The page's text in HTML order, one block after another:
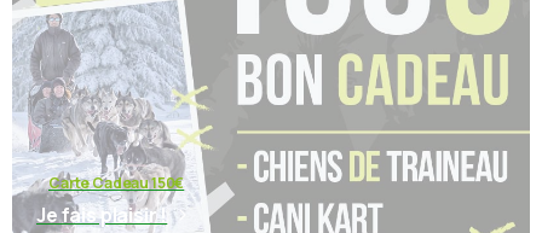
Carte Cadeau 150€
Je fais plaisir !